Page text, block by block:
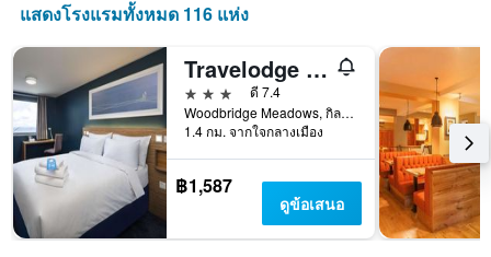
มี
แกน
แสดง
ราคา
เฉลี่ย
ของ
ห้อง
พัก
ใน
แกน
แสดง
วัน
ก่อน
การ
เข้า
พัก
แผนภูมิ
มี
แกน
แสดงโรงแรมทั้งหมด 116 แห่ง
Travelodge Guildford
3 ดาว
ดี 7.4
Woodbridge Meadows, กิลด์ฟอร์ด, สหราชอาณาจักร
1.4 กม. จากใจกลางเมือง
฿1,587
ดูข้อเสนอ